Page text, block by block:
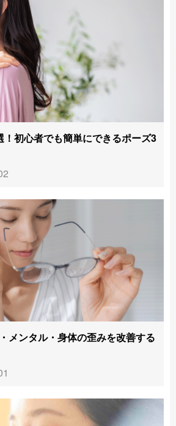
！初心者でも簡単にできるポーズ3
メンタル・身体の歪みを改善する